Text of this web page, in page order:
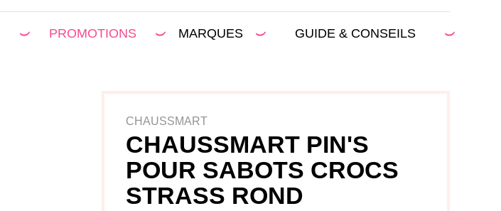
PROMOTIONS MARQUES GUIDE & CONSEILS
CHAUSSMART
CHAUSSMART PIN'S
POUR SABOTS CROCS
STRASS ROND